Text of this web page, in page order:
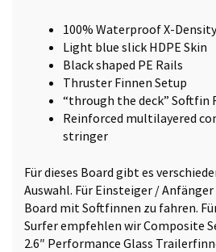
100% Waterproof X-
Light blue slick HDPE Skin
Black shaped PE Rails
Thruster Finnen Setup
“through the deck” Softfin
Reinforced multilayered
stringer
Für dieses Board gibt es
Auswahl. Für Einsteiger /
Board mit Softfinnen zu fahren.
Surfer empfehlen wir Composite
2.6″ Performance Glass